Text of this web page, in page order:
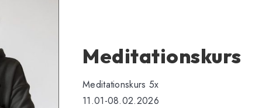
Meditationskurs
Meditationskurs 5x
11.01-08.02.2026